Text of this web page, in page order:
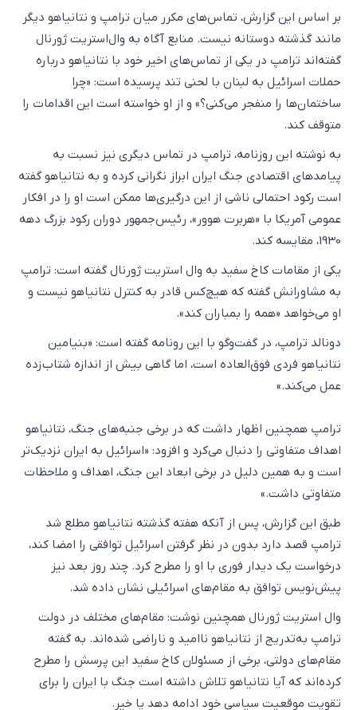
بر اساس این گزارش، تماس‌های مکرر میان ترامپ و نتانیاهو دیگر
مانند گذشته دوستانه نیست. منابع آگاه به وال‌استریت ژورنال
گفته‌اند ترامپ در یکی از تماس‌های اخیر خود با نتانیاهو درباره
حملات اسرائیل به لبنان با لحنی تند پرسیده است: «چرا
ساختمان‌ها را منفجر می‌کنی؟» و از او خواسته است این اقدامات را
متوقف کند.
به نوشته این روزنامه، ترامپ در تماس دیگری نیز نسبت به
پیامدهای اقتصادی جنگ ایران ابراز نگرانی کرده و به نتانیاهو گفته
است رکود احتمالی ناشی از این درگیری‌ها ممکن است او را در افکار
عمومی آمریکا با «هربرت هوور»، رئیس‌جمهور دوران رکود بزرگ دهه
1930، مقایسه کند.
یکی از مقامات کاخ سفید به وال استریت ژورنال گفته است: ترامپ
به مشاورانش گفته که هیچ‌کس قادر به کنترل نتانیاهو نیست و
او می‌خواهد «همه را بمباران کند».
دونالد ترامپ، در گفت‌وگو با این رونامه گفته است: «بنیامین
نتانیاهو فردی فوق‌العاده است، اما گاهی بیش از اندازه شتاب‌زده
عمل می‌کند.»
ترامپ همچنین اظهار داشت که در برخی جنبه‌های جنگ، نتانیاهو
اهداف متفاوتی را دنبال می‌کرد و افزود: «اسرائیل به ایران نزدیک‌تر
است و به همین دلیل در برخی ابعاد این جنگ، اهداف و ملاحظات
متفاوتی داشت.»
طبق این گزارش، پس از آنکه هفته گذشته نتانیاهو مطلع شد
ترامپ قصد دارد بدون در نظر گرفتن اسرائیل توافقی را امضا کند،
درخواست یک دیدار فوری با او را مطرح کرد. چند روز بعد نیز
پیش‌نویس توافق به مقام‌های اسرائیلی نشان داده شد.
وال استریت ژورنال همچنین نوشت:‌ مقام‌های مختلف در دولت
ترامپ به‌تدریج از نتانیاهو ناامید و ناراضی شده‌اند. به گفته
مقام‌های دولتی، برخی از مسئولان کاخ سفید این پرسش را مطرح
کرده‌اند که آیا نتانیاهو تلاش داشته است جنگ با ایران را برای
تقویت موقعیت سیاسی خود ادامه دهد یا خیر.